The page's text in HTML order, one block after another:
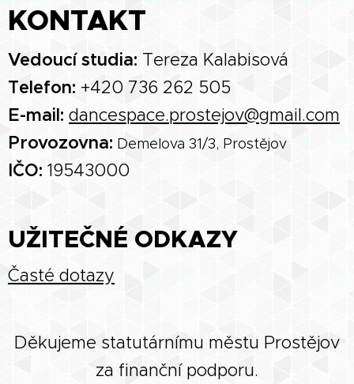
KONTAKT
Vedoucí studia: Tereza Kalabisová
Telefon: +420 736 262 505
E-mail: dancespace.prostejov@gmail.com
Provozovna: Demelova 31/3, Prostějov
IČO: 19543000
UŽITEČNÉ ODKAZY
Časté dotazy
Děkujeme statutárnímu městu Prostějov
za finanční podporu.